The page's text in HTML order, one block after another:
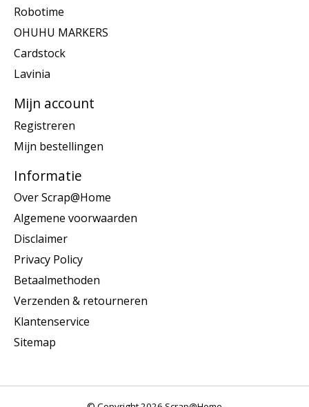
Robotime
OHUHU MARKERS
Cardstock
Lavinia
Mijn account
Registreren
Mijn bestellingen
Informatie
Over Scrap@Home
Algemene voorwaarden
Disclaimer
Privacy Policy
Betaalmethoden
Verzenden & retourneren
Klantenservice
Sitemap